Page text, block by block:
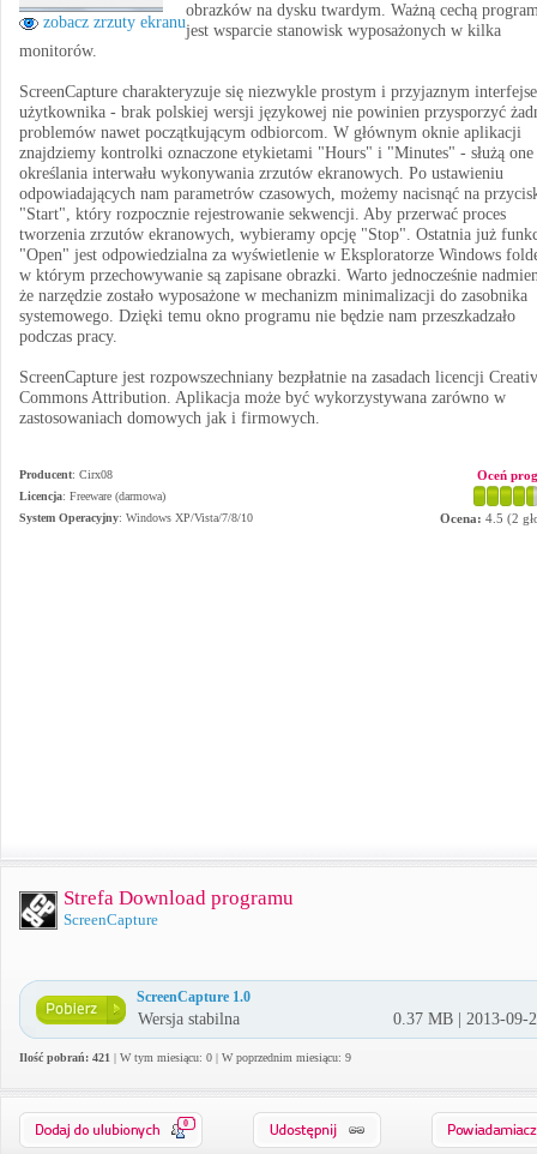
zobacz zrzuty ekranu
obrazków na dysku twardym. Ważną cechą
jest wsparcie stanowisk wyposażonych w kilka
monitorów.
ScreenCapture charakteryzuje się niezwykle prostym i przyjaznym
użytkownika - brak polskiej wersji językowej nie powinien przysporzyć
problemów nawet początkującym odbiorcom. W głównym oknie aplikacji
znajdziemy kontrolki oznaczone etykietami "Hours" i "Minutes" - służą one
określania interwału wykonywania zrzutów ekranowych. Po ustawieniu
odpowiadających nam parametrów czasowych, możemy nacisnąć na
"Start", który rozpocznie rejestrowanie sekwencji. Aby przerwać proces
tworzenia zrzutów ekranowych, wybieramy opcję "Stop". Ostatnia już
"Open" jest odpowiedzialna za wyświetlenie w Eksploratorze Windows
w którym przechowywanie są zapisane obrazki. Warto jednocześnie
że narzędzie zostało wyposażone w mechanizm minimalizacji do zasobnika
systemowego. Dzięki temu okno programu nie będzie nam przeszkadzało
podczas pracy.
ScreenCapture jest rozpowszechniany bezpłatnie na zasadach licencji
Commons Attribution. Aplikacja może być wykorzystywana zarówno w
zastosowaniach domowych jak i firmowych.
Producent: Cirx08
Licencja: Freeware (darmowa)
System Operacyjny: Windows XP/Vista/7/8/10
Oceń
Ocena: 4.5 (2
Strefa Download programu
ScreenCapture
ScreenCapture 1.0
Wersja stabilna 0.37 MB | 2013-09-
Ilość pobrań: 421 | W tym miesiącu: 0 | W poprzednim miesiącu: 9
0